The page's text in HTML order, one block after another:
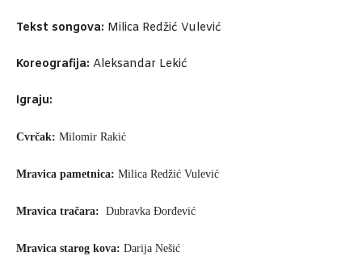
Tekst songova: Milica Redžić Vulević
Koreografija: Aleksandar Lekić
Igraju:
Cvrčak: Milomir Rakić
Mravica pametnica: Milica Redžić Vulević
Mravica tračara: Dubravka Đorđević
Mravica starog kova: Darija Nešić